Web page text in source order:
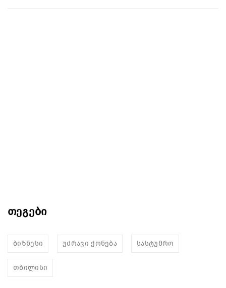
თეგები
ბიზნესი უძრავი ქონება სასტუმრო
თბილისი